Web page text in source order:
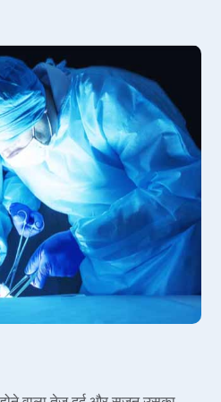
बांझपन
निर्माणइन्फेक्शन